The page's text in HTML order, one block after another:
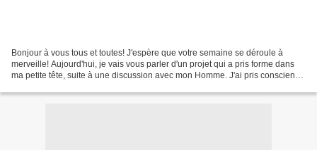
Bonjour à vous tous et toutes! J'espère que votre semaine se déroule à
merveille! Aujourd'hui, je vais vous parler d'un projet qui a pris forme dans
ma petite tête, suite à une discussion avec mon Homme. J'ai pris conscience